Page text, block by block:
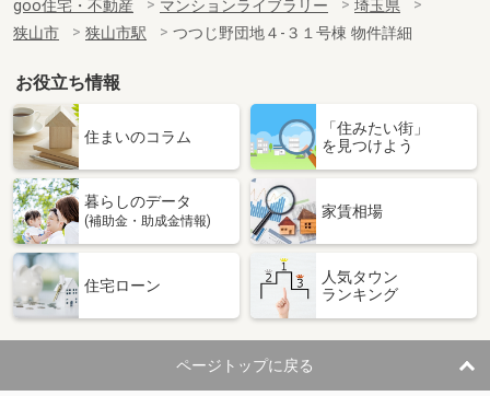
goo住宅・不動産 マンションライブラリー
埼玉県
狭山市
狭山市駅 つつじ野団地４-３１号棟 物件詳細
お役立ち情報
住まいのコラム
「住みたい街」
を見つけよう
暮らしのデータ
(補助金・助成金情報)
家賃相場
住宅ローン
人気タウン
ランキング
ページトップに戻る